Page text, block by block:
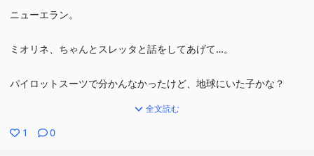
ニューエラン。
ミオリネ、ちゃんとスレッタと話をしてあげて…。
パイロットスーツで分かんなかったけど、地球にいた子かな？
全文読む
1 0